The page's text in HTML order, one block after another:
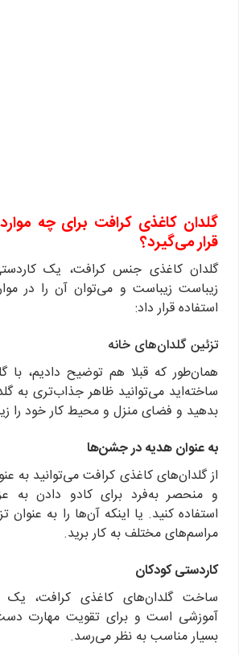
گلدان کاغذی کرافت برای چه
قرار می‌گیرد؟
گلدان کاغذی جنس کرافت، یک
زیباست زیباست و می‌توان آن را در
استفاده قرار داد:
تزئین گلدان‌های خانه
همان‌طور که قبلا هم توضیح دادیم، با
ساخته‌اید می‌توانید ظاهر جذاب‌تری به
بدهید و فضای منزل و محیط کار خود را
به عنوان هدیه در جشن‌ها
از گلدان‌های کاغذی کرافت می‌توانید به
و منحصر به‌فرد برای کادو دادن به
استفاده کنید. یا اینکه آن‌ها را به
مراسم‌های مختلف به کار برید.
کاردستی کودکان
ساخت گلدان‌های کاغذی کرافت، یک
آموزشی است و برای تقویت مهارت
بسیار مناسب به نظر می‌رسد.